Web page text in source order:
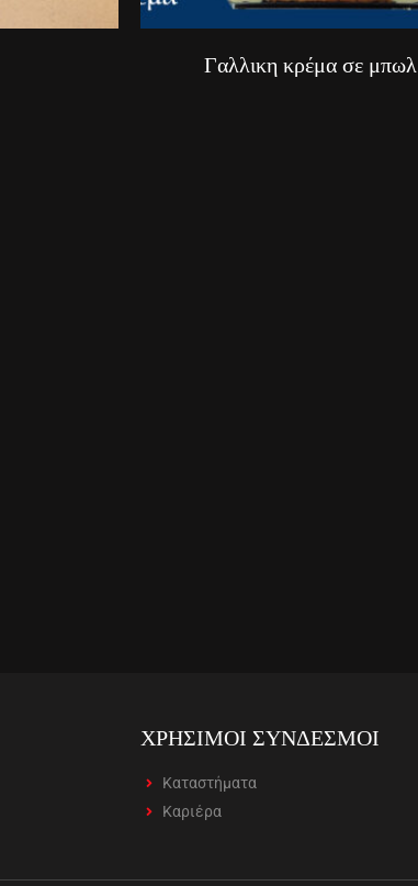
Γαλλικη κρέμα σε μπωλ
ΧΡΗΣΙΜΟΙ ΣΥΝΔΕΣΜΟΙ
Καταστήματα
Καριέρα